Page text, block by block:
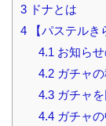
3 ドナとは
4 【パステル
4.1 お知ら
4.2ガチャの
4.3ガチャを
4.4ガチャの